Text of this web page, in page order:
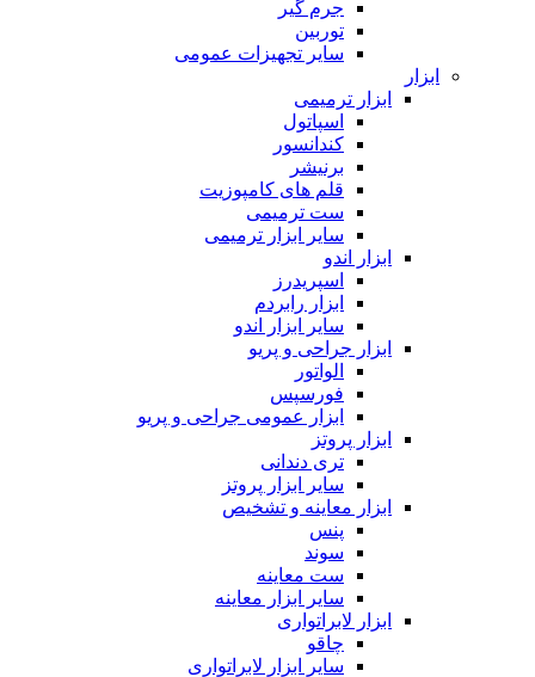
جرم گیر
توربین
سایر تجهیزات عمومی
ابزار
ابزار ترمیمی
اسپاتول
کندانسور
برنیشر
قلم های کامپوزیت
ست ترمیمی
سایر ابزار ترمیمی
ابزار اندو
اسپریدرز
ابزار رابردم
سایر ابزار اندو
ابزار جراحی و پریو
الواتور
فورسپس
ابزار عمومی جراحی و پریو
ابزار پروتز
تری دندانی
سایر ابزار پروتز
ابزار معاینه و تشخیص
پنس
سوند
ست معاینه
سایر ابزار معاینه
ابزار لابراتواری
چاقو
سایر ابزار لابراتواری